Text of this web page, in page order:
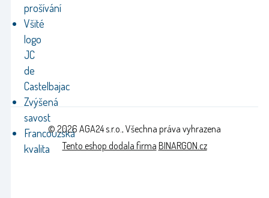
prošívání
Všité
logo
JC
de
Castelbajac
Zvýšená
savost
Francouzská
kvalita
© 2026 AGA24 s.r.o., Všechna práva vyhrazena
Tento eshop dodala firma BINARGON.cz